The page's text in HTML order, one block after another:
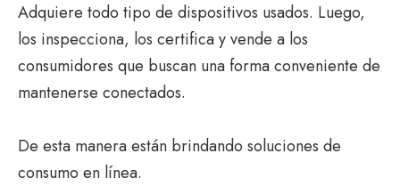
Adquiere todo tipo de dispositivos usados. Luego,
los inspecciona, los certifica y vende a los
consumidores que buscan una forma conveniente de
mantenerse conectados.
De esta manera están brindando soluciones de
consumo en línea.